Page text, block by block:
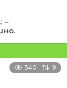
–
540 9